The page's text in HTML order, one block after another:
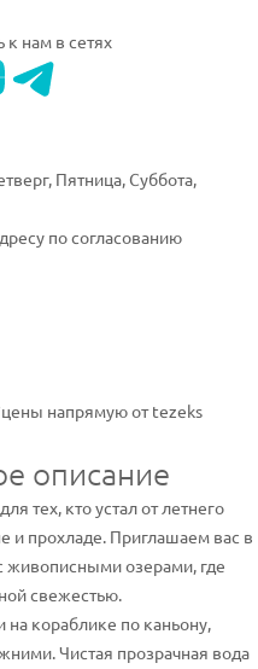
к нам в сетях
Пятница, Суббота,
по согласованию
напрямую от tezeks
описание
тех, кто устал от летнего
и прохладе. Приглашаем вас в
живописными озерами, где
свежестью.
на кораблике по каньону,
Чистая прозрачная вода